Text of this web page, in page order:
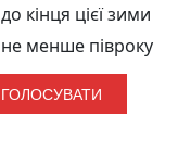
до кінця цієї зими
не менше півроку